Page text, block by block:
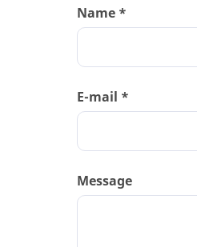
Name *
E-mail *
Message